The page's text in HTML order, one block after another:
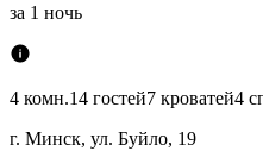
за 1 ночь
4 комн.14 гостей7 кроватей4
г. Минск, ул. Буйло, 19